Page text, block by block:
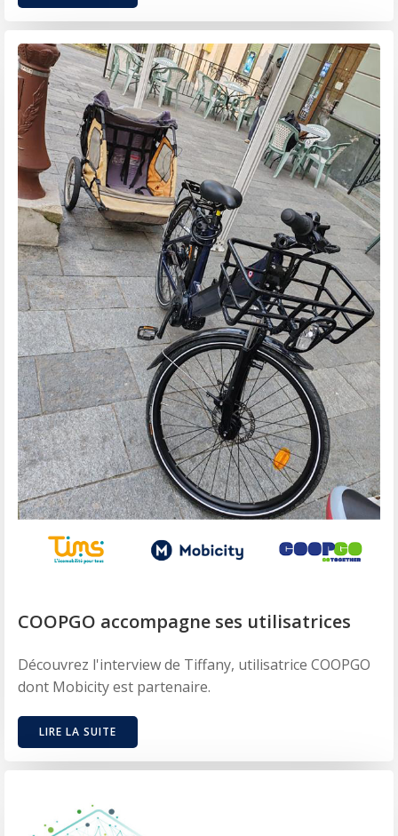
COOPGO accompagne ses utilisatrices
Découvrez l'interview de Tiffany, utilisatrice COOPGO
dont Mobicity est partenaire.
LIRE LA SUITE